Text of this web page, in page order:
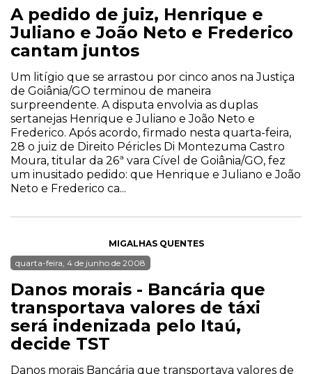
A pedido de juiz, Henrique e
Juliano e João Neto e Frederico
cantam juntos
Um litígio que se arrastou por cinco anos na Justiça
de Goiânia/GO terminou de maneira
surpreendente. A disputa envolvia as duplas
sertanejas Henrique e Juliano e João Neto e
Frederico. Após acordo, firmado nesta quarta-feira,
28 o juiz de Direito Péricles Di Montezuma Castro
Moura, titular da 26ª vara Cível de Goiânia/GO, fez
um inusitado pedido: que Henrique e Juliano e João
Neto e Frederico ca...
MIGALHAS QUENTES
quarta-feira, 4 de junho de 2008
Danos morais - Bancária que
transportava valores de táxi
será indenizada pelo Itaú,
decide TST
Danos morais Bancária que transportava valores de